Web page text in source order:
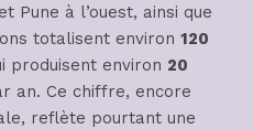
Pune à l’ouest, ainsi que
totalisent environ 120
produisent environ 20
an. Ce chiffre, encore
reflète pourtant une